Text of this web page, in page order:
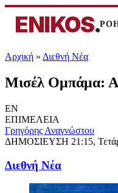
ENIKOS.
Αρχική » Διεθνή Νέα
Μισέλ Ομπάμα:
EN
ΕΠΙΜΕΛΕΙΑ
Γρηγόρης Αναγνώστου
ΔΗΜΟΣΙΕΥΣΗ 21:15,
Διεθνή Νέα